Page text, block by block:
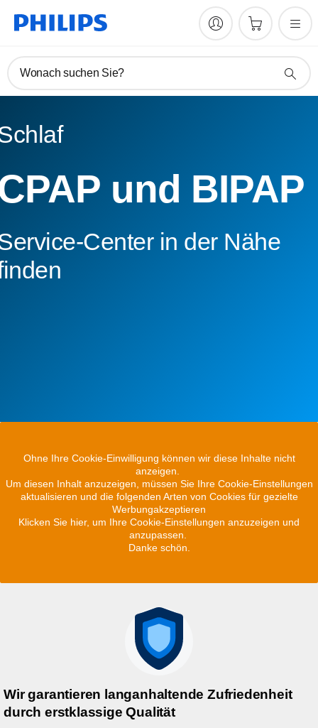
Wonach suchen Sie?
und BIPAP
Center in der Nähe
Ohne Ihre Cookie-Einwilligung können wir diese Inhalte nicht
anzeigen.
Um diesen Inhalt anzuzeigen, müssen Sie Ihre Cookie-Einstellungen
aktualisieren und die folgenden Arten von Cookies für gezielte
Werbungakzeptieren
Klicken Sie hier, um Ihre Cookie-Einstellungen anzuzeigen und
anzupassen.
Danke schön.
Wir garantieren langanhaltende Zufriedenheit
durch erstklassige Qualität